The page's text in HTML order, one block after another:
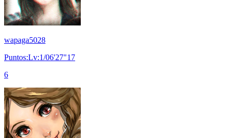
wapaga5028
Puntos:Lv:1/06'27"17
6